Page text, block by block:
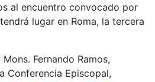
al encuentro convocado por
lugar en Roma, la tercera
Fernando Ramos,
Conferencia Episcopal,